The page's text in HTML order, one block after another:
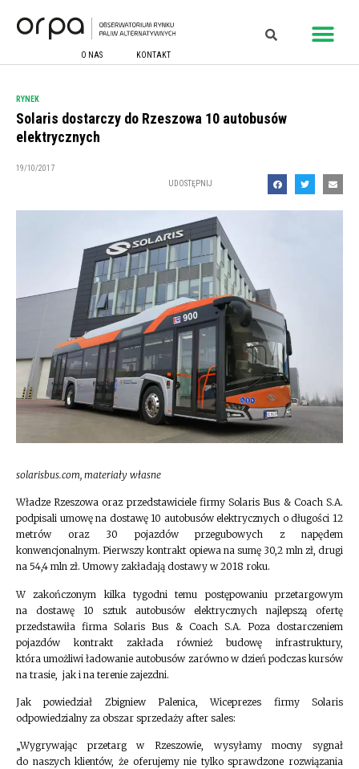
O NAS KONTAKT
RYNEK
Solaris dostarczy do Rzeszowa 10 autobusów
elektrycznych
19/10/2017
UDOSTĘPNIJ
solarisbus.com, materiały własne
Władze Rzeszowa oraz przedstawiciele firmy Solaris Bus & Coach S.A.
podpisali umowę na dostawę 10 autobusów elektrycznych o długości 12
metrów oraz 30 pojazdów przegubowych z napędem
konwencjonalnym. Pierwszy kontrakt opiewa na sumę 30,2 mln zł, drugi
na 54,4 mln zł. Umowy zakładają dostawy w 2018 roku.
W zakończonym kilka tygodni temu postępowaniu przetargowym
na dostawę 10 sztuk autobusów elektrycznych najlepszą ofertę
przedstawiła firma Solaris Bus & Coach S.A. Poza dostarczeniem
pojazdów kontrakt zakłada również budowę infrastruktury,
która umożliwi ładowanie autobusów zarówno w dzień podczas kursów
na trasie, jak i na terenie zajezdni.
Jak powiedział Zbigniew Palenica, Wiceprezes firmy Solaris
odpowiedzialny za obszar sprzedaży after sales:
„Wygrywając przetarg w Rzeszowie, wysyłamy mocny sygnał
do naszych klientów, że oferujemy nie tylko sprawdzone rozwiązania